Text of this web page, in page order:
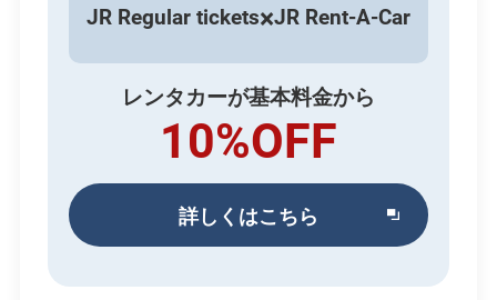
JR Regular tickets×JR Rent-A-Car
レンタカーが基本料金から
10%OFF
詳しくはこちら
別
ウィ